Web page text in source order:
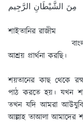
مِنَ الشَّيْطَانِ الرَّجِيم
বাংলা
শাইতানির রাজীম
বাংলা অর্থ ঃ
আশ্রয় প্রার্থনা করছি।
শয়তানের কাছ থেকে
পাঠ করতে হয়। যখন
তখন যদি আমরা
আল্লাহ তাআলা আমাদের